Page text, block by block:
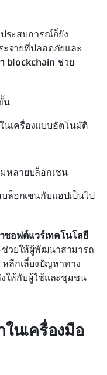
ระสบการณ์ก็ยัง
จายที่ปลอดภัยและ
blockchain ช่วย
น
เครื่องแบบอัตโนมัติ
หลายบล็อกเชน
ล็อกเชนกับแอปเป็นไป
ซอฟต์แวร์เทคโนโลยี
ยให้ผู้พัฒนาสามารถ
หลีกเลี่ยงปัญหาทาง
ให้กับผู้ใช้และชุมชน
นเครื่องมือ